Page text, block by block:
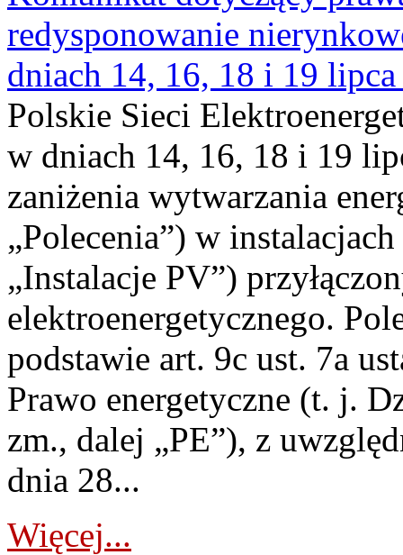
redysponowanie
dniach 14, 16, 18 i 19
Polskie Sieci
w dniach 14, 16, 18 i 19
zaniżenia wytwarzania
„Polecenia”) w
„Instalacje PV”)
elektroenergetycznego.
podstawie art. 9c ust. 7a
Prawo energetyczne (t. j.
zm., dalej „PE”), z
dnia 28...
Więcej...